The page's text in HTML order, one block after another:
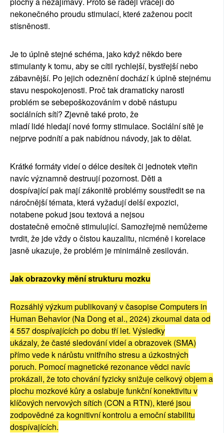
nekonečného proudu stimulací, kterézaženou pocit
stísněnosti.
Je to úplněstejnéschéma, jako když někdo bere
stimulanty k tomu, aby se cítil rychlejší, bystřejšínebo
zábavnější. Po jejich odezněnídocházík úplněstejnému
stavu nespokojenosti. Pročtak dramaticky narostl
problém se sebepoškozováním v době nástupu
sociálních sítí? Zjevnětaképroto, že
mladílidé hledajínovéformy stimulace. Sociálnísítě je
nejprve podnítía pak nabídnou návody, jak to dělat.
Krátkéformáty videío délce desítekči jednotek vteřin
navíc významnědestruujípozornost. Děti a
dospívajícípak majízákonitěproblémy soustředit se na
náročnějšítémata, kterávyžadujídelšíexpozici,
notabene pokud jsou textováa nejsou
dostatečněemočněstimulující. Samozřejmě nemůžeme
tvrdit, že jde vždy očistou kauzalitu, nicméně i korelace
jasně ukazuje, že problém je minimálnězesilován.
Jak obrazovky měnístrukturu mozku
Rozsáhlývýzkumpublikovanývčasopise Computers in
Human Behavior (Na Dong et al., 2024) zkoumal data od
4 557 dospívajících po dobu třílet. Výsledky
ukázaly, žečastésledovánívideía obrazovek (SMA)
přímo vede k nárůstu vnitřního stresu a úzkostných
poruch. Pomocímagnetické rezonance vědci navíc
prokázali, že toto chovánífyzicky snižuje celkovýobjem a
plochu mozkové kůry a oslabuje funkčníkonektivitu v
klíčových nervových sítích (CON a RTN), které jsou
zodpovědnéza kognitivníkontrolu a emočnístabilitu
dospívajících.